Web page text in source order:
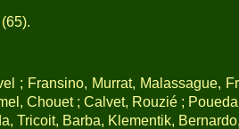
; Fransino, Murrat, Malassague,
Chouet ; Calvet, Rouzié ;
Tricoit, Barba, Klementik,